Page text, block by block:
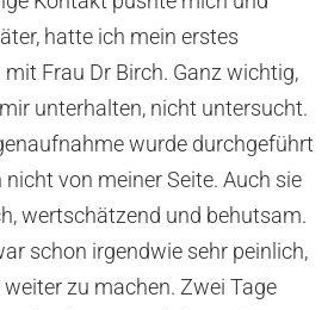
hatte ich mein erstes
Frau Dr Birch. Ganz wichtig,
unterhalten, nicht untersucht.
wurde durchgeführt
von meiner Seite. Auch sie
wertschätzend und behutsam.
schon irgendwie sehr peinlich,
zu machen. Zwei Tage